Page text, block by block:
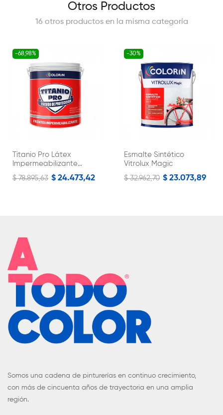
Otros Productos
16 otros productos en la misma categoría
-68,98%
Titanio Pro Látex
Impermeabilizante
Frentes...
$ 78.895,63 $ 24.473,42
-30%
Esmalte Sintético
Vitrolux Magic
$ 32.962,70 $ 23.073,89
Somos una cadena de pinturerías en continuo crecimiento,
con más de cincuenta años de trayectoria en una amplia
región.